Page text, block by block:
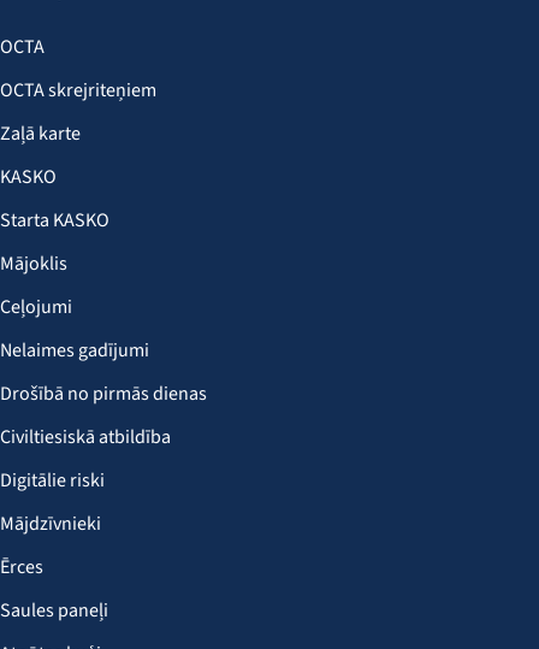
OCTA
OCTA skrejriteņiem
Zaļā karte
KASKO
Starta KASKO
Mājoklis
Ceļojumi
Nelaimes gadījumi
Drošībā no pirmās dienas
Civiltiesiskā atbildība
Digitālie riski
Mājdzīvnieki
Ērces
Saules paneļi